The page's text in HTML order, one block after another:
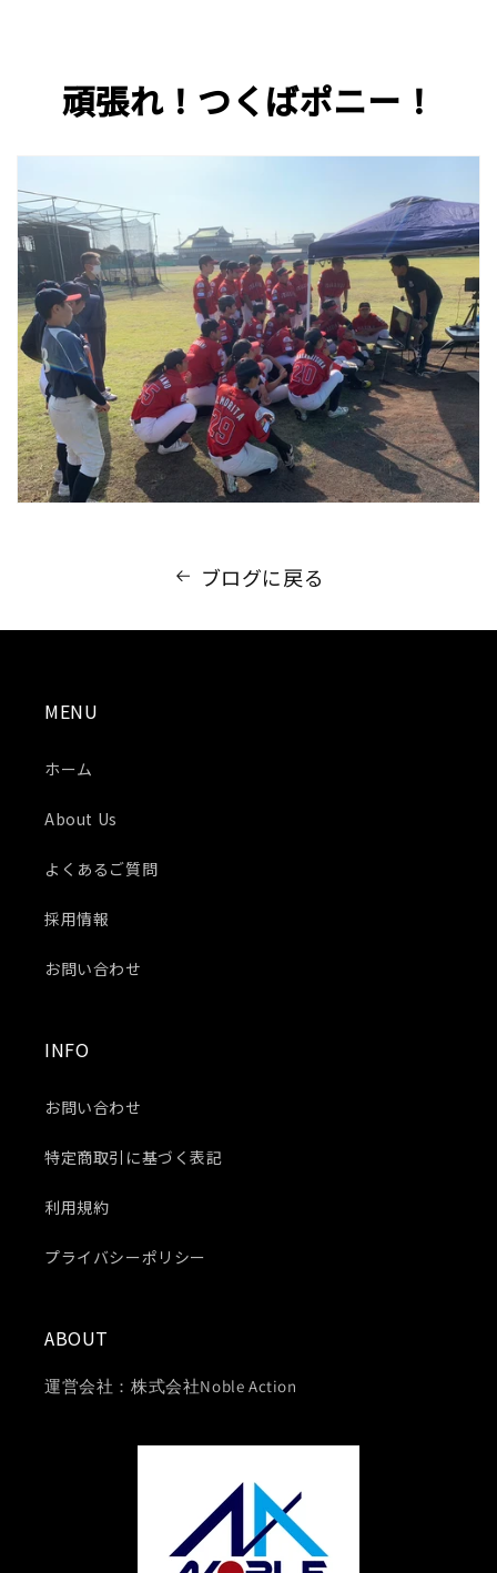
頑張れ！つくばポニー ！
ブログに戻る
MENU
ホーム
About Us
よくあるご質問
採用情報
お問い合わせ
INFO
お問い合わせ
特定商取引に基づく表記
利用規約
プライバシーポリシー
ABOUT
運営会社：株式会社Noble Action